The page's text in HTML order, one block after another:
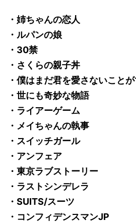
・姉ちゃんの恋人
・ルパンの娘
・30禁
・さくらの親子丼
・僕はまだ君を愛さないこと
・世にも奇妙な物語
・ライアーゲーム
・メイちゃんの執事
・スイッチガール
・アンフェア
・東京ラブストーリー
・ラストシンデレラ
・SUITS/スーツ
・コンフィデンスマンJP